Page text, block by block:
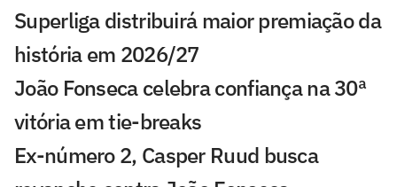
Superliga distribuirá maior premiação da
história em 2026/27
João Fonseca celebra confiança na 30ª
vitória em tie-breaks
Ex-número 2, Casper Ruud busca